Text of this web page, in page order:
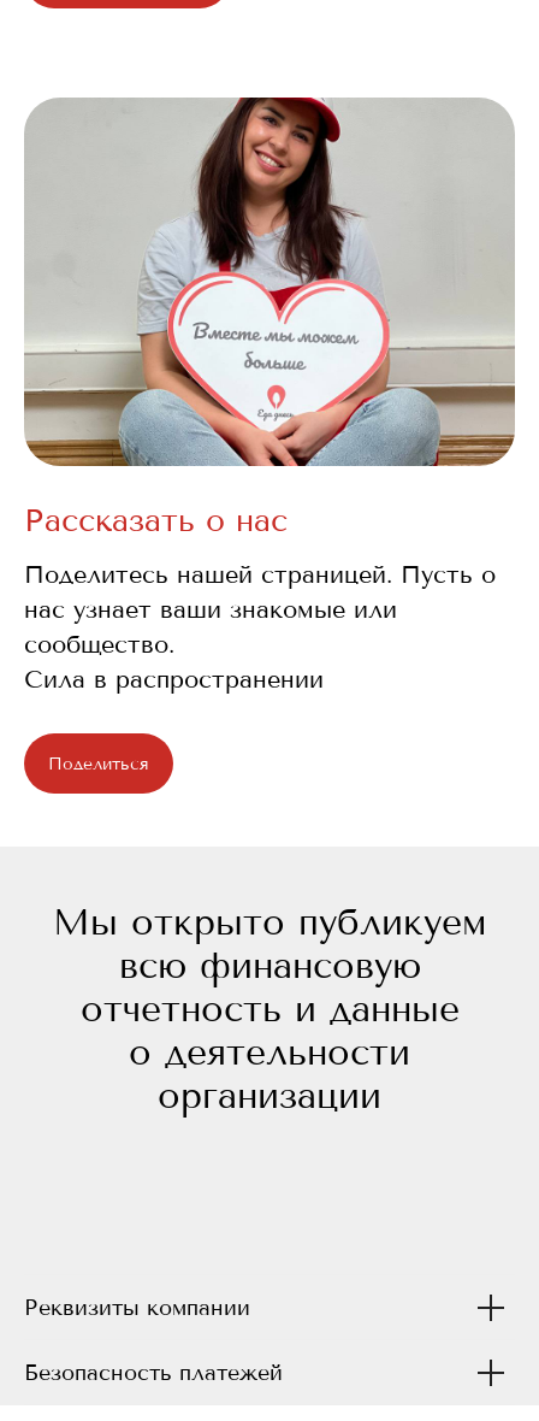
Рассказать о нас
Поделитесь нашей страницей. Пусть о
нас узнает ваши знакомые или
сообщество.
Сила в распространении
Поделиться
Мы открыто публикуем
всю финансовую
отчетность и данные
о деятельности
организации
Реквизиты компании
Безопасность платежей